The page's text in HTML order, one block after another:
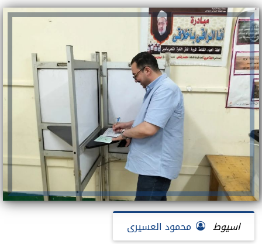
اسيوط محمود العسيرى